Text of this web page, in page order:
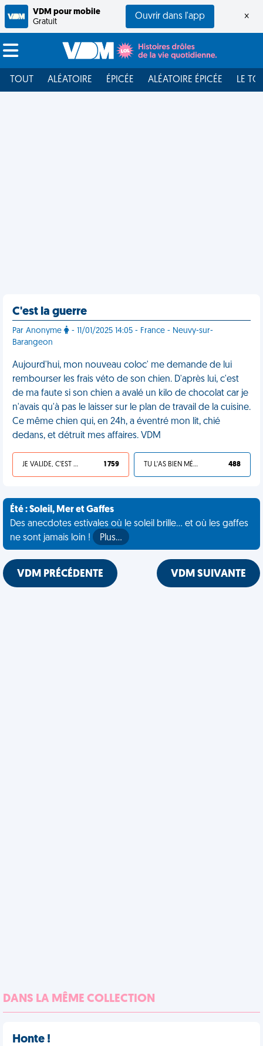
VDM pour mobile
Gratuit
Ouvrir dans l'app ×
TOUT ALÉATOIRE ÉPICÉE ALÉATOIRE ÉPICÉE LE
C'est la guerre
Par Anonyme
- 11/01/2025 14:05 - France - Neuvy-sur-
Barangeon
Aujourd'hui, mon nouveau coloc' me demande de lui
rembourser les frais véto de son chien. D'après lui, c'est
de ma faute si son chien a avalé un kilo de chocolat car je
n'avais qu'à pas le laisser sur le plan de travail de la cuisine.
Ce même chien qui, en 24h, a éventré mon lit, chié
dedans, et détruit mes affaires. VDM
JE VALIDE, C'EST UNE VDM 1 759 TU L'AS BIEN MÉRITÉ 488
Été : Soleil, Mer et Gaffes
Des anecdotes estivales où le soleil brille... et où les gaffes
ne sont jamais loin !
Plus…
VDM PRÉCÉDENTE VDM SUIVANTE
DANS LA MÊME COLLECTION
Honte !